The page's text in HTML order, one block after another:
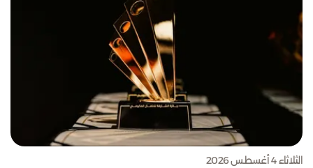
الثلاثاء 4 أغسطس 2026